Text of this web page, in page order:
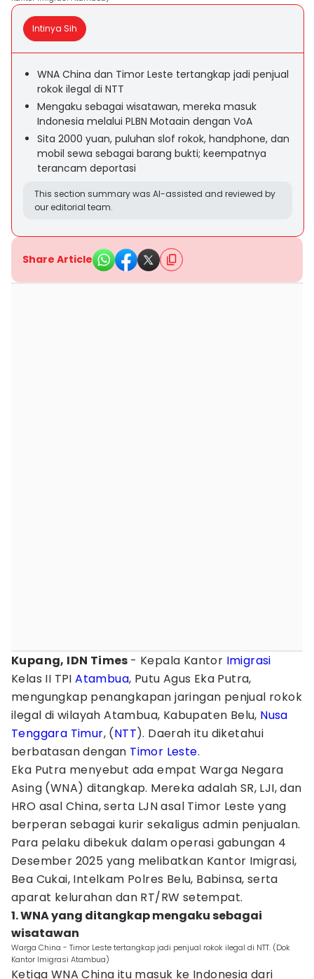
Intinya Sih
WNA China dan Timor Leste tertangkap jadi penjual
rokok ilegal di NTT
Mengaku sebagai wisatawan, mereka masuk
Indonesia melalui PLBN Motaain dengan VoA
Sita 2000 yuan, puluhan slof rokok, handphone, dan
mobil sewa sebagai barang bukti; keempatnya
terancam deportasi
This section summary was AI-assisted and reviewed by
our editorial team.
Share Article
Kupang, IDN Times - Kepala Kantor Imigrasi
Kelas II TPIAtambua, Putu Agus Eka Putra,
mengungkap penangkapan jaringan penjual rokok
ilegal di wilayah Atambua, Kabupaten Belu, Nusa
Tenggara Timur, (NTT). Daerah itu diketahui
berbatasan dengan Timor Leste.
Eka Putra menyebut ada empat Warga Negara
Asing (WNA) ditangkap. Mereka adalah SR, LJI, dan
HRO asal China, serta LJN asal Timor Leste yang
berperan sebagai kurir sekaligus admin penjualan.
Para pelaku dibekuk dalam operasi gabungan 4
Desember 2025 yang melibatkan Kantor Imigrasi,
Bea Cukai, Intelkam Polres Belu, Babinsa, serta
aparat kelurahan dan RT/RW setempat.
1. WNA yang ditangkap mengaku sebagai
wisatawan
Warga China - Timor Leste tertangkap jadi penjual rokok ilegal di NTT. (Dok
Kantor Imigrasi Atambua)
Ketiga WNA China itu masuk ke Indonesia dari